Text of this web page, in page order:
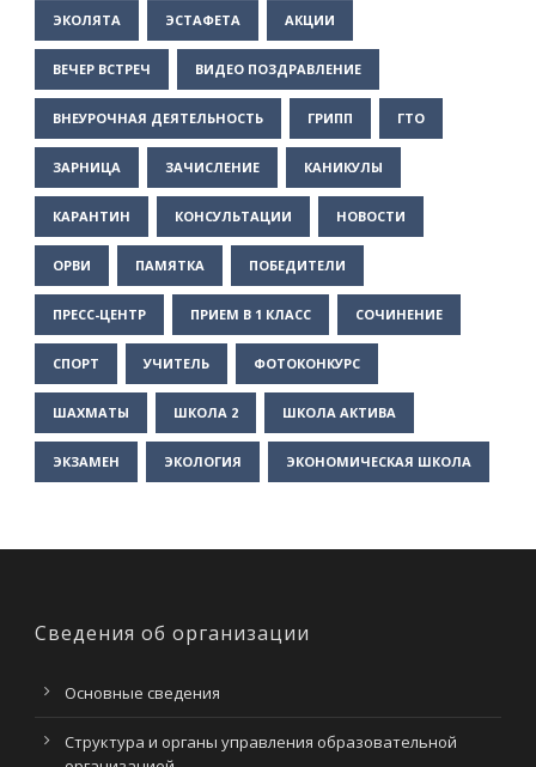
ЭКОЛЯТА ЭСТАФЕТА АКЦИИ
ВЕЧЕР ВСТРЕЧ ВИДЕО ПОЗДРАВЛЕНИЕ
ВНЕУРОЧНАЯ ДЕЯТЕЛЬНОСТЬ ГРИПП ГТО
ЗАРНИЦА ЗАЧИСЛЕНИЕ КАНИКУЛЫ
КАРАНТИН КОНСУЛЬТАЦИИ НОВОСТИ
ОРВИ ПАМЯТКА ПОБЕДИТЕЛИ
ПРЕСС-ЦЕНТР ПРИЕМ В 1 КЛАСС СОЧИНЕНИЕ
СПОРТ УЧИТЕЛЬ ФОТОКОНКУРС
ШАХМАТЫ ШКОЛА 2 ШКОЛА АКТИВА
ЭКЗАМЕН ЭКОЛОГИЯ ЭКОНОМИЧЕСКАЯ ШКОЛА
Сведения об организации
Основные сведения
Структура и органы управления образовательной